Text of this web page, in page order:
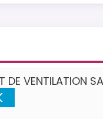
VENTILATION